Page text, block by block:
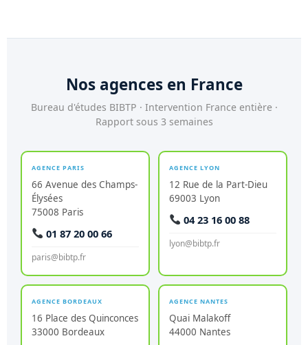
Nos agences en France
Bureau d'études BIBTP · Intervention France entière ·
AGENCE PARIS
66 Avenue des Champs-
75008 Paris
01 87 20 00 66
paris@bibtp.fr
69003 Lyon
04 23 16 00 88
AGENCE BORDEAUX AGENCE NANTES